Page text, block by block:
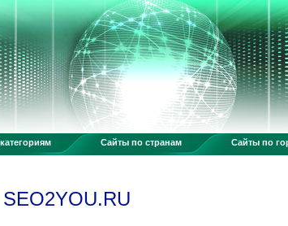
Сайты по странам Сайты по